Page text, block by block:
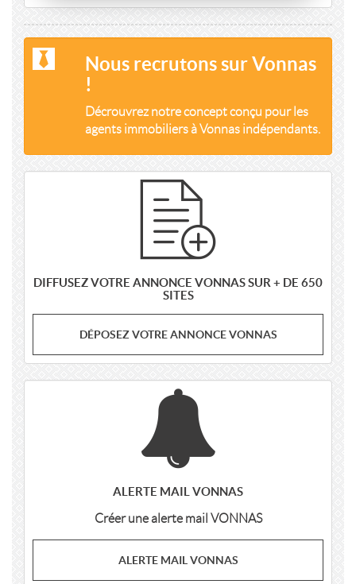
Nous recrutons sur Vonnas
!
Décrouvrez notre concept conçu pour les
agents immobiliers à Vonnas indépendants.
DIFFUSEZ VOTRE ANNONCE VONNAS SUR + DE 650
SITES
DÉPOSEZ VOTRE ANNONCE VONNAS
ALERTE MAIL VONNAS
Créer une alerte mail VONNAS
ALERTE MAIL VONNAS